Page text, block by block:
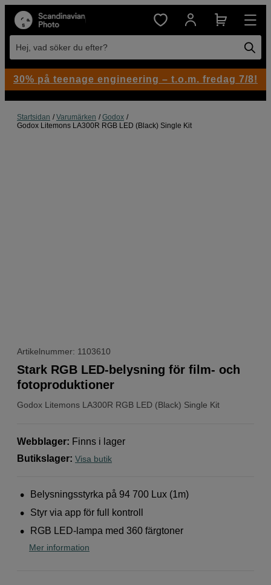
Hej, vad söker du efter?
Startsidan Varumärken
Godox
Godox Litemons LA300R RGB LED (Black) Single Kit
Artikelnummer: 1103610
Godox Litemons LA300R RGB LED (Black) Single Kit
Stark RGB LED-belysning för film- och
fotoproduktioner
Webblager: Finns i lager
Butikslager: Visa butik
Belysningsstyrka på 94 700 Lux (1m)
Styr via app för full kontroll
RGB LED-lampa med 360 färgtoner
Mer information
30% på teenage engineering – t.o.m. fredag 7/8!